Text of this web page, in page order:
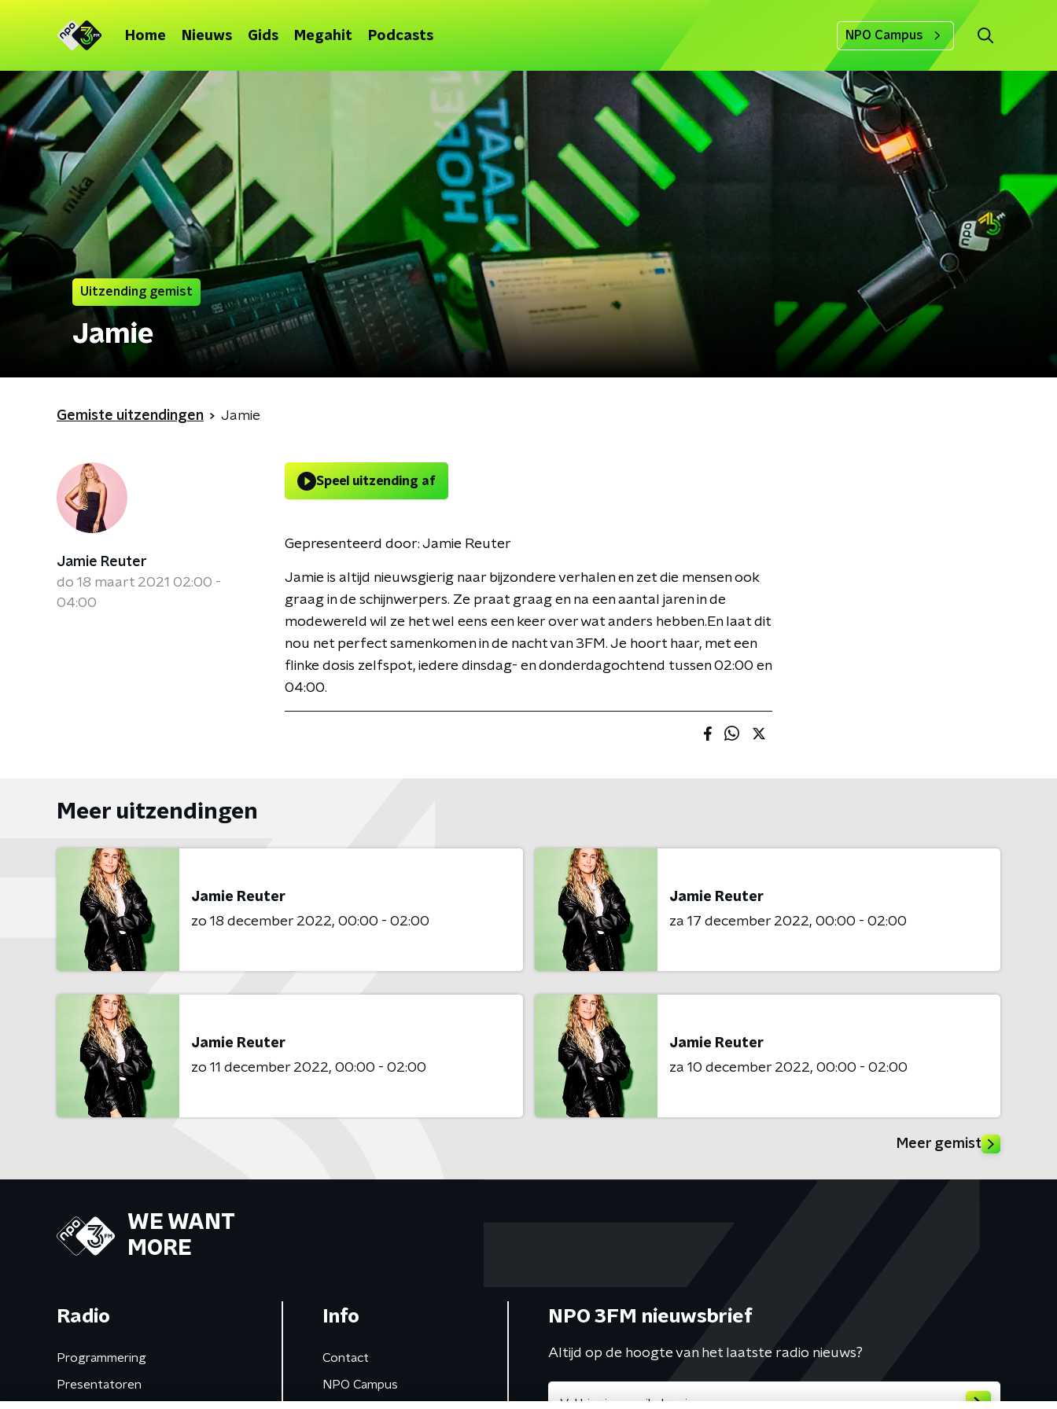
Home Nieuws Gids Megahit Podcasts NPO Campus
Uitzending gemist
Jamie
Gemiste uitzendingen Jamie
Jamie Reuter
do 18 maart 2021 02:00 -
04:00
Speel uitzending af
Gepresenteerd door: Jamie Reuter
Jamie is altijd nieuwsgierig naar bijzondere verhalen en zet die mensen ook
graag in de schijnwerpers. Ze praat graag en na een aantal jaren in de
modewereld wil ze het wel eens een keer over wat anders hebben.En laat dit
nou net perfect samenkomen in de nacht van 3FM. Je hoort haar, met een
flinke dosis zelfspot, iedere dinsdag- en donderdagochtend tussen 02:00 en
04:00.
Meer uitzendingen
Jamie Reuter
zo 18 december 2022 00:00 - 02:00
Jamie Reuter
za 17 december 2022 00:00 - 02:00
Jamie Reuter
zo 11 december 2022 00:00 - 02:00
Jamie Reuter
za 10 december 2022 00:00 - 02:00
Meer gemist
WE WANT
MORE
Radio
Programmering
Presentatoren
Info
Contact
NPO Campus
NPO 3FM nieuwsbrief
Altijd op de hoogte van het laatste radio nieuws?